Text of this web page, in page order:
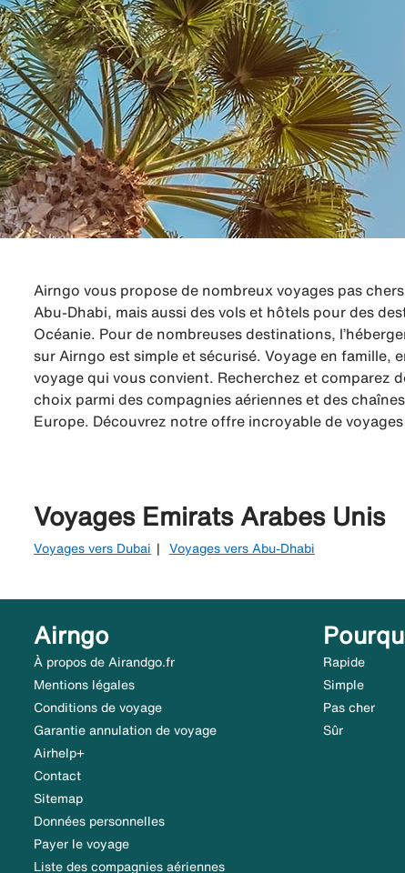
Airngo vous propose de nombreux voyages pas
Abu-Dhabi, mais aussi des vols et hôtels pour des
Océanie. Pour de nombreuses destinations,
sur Airngo est simple et sécurisé. Voyage en famille,
voyage qui vous convient. Recherchez et comparez
choix parmi des compagnies aériennes et des
Europe. Découvrez notre offre incroyable de
Voyages Emirats Arabes Unis
Voyages vers Dubai Voyages vers Abu-Dhabi
Airngo
À propos de Airandgo.fr
Mentions légales
Conditions de voyage
Garantie annulation de voyage
Airhelp+
Contact
Sitemap
Données personnelles
Payer le voyage
Liste des compagnies aériennes
Rapide
Simple
Pas cher
Sûr